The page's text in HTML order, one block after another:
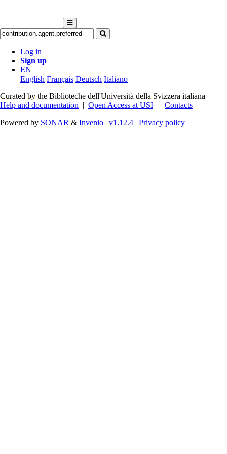
Log in
Sign up
EN
English Français Deutsch Italiano
Curated by the Biblioteche dell'Università della Svizzera italiana
Help and documentation | Open Access at USI | Contacts
Powered by SONAR & Invenio | v1.12.4 | Privacy policy